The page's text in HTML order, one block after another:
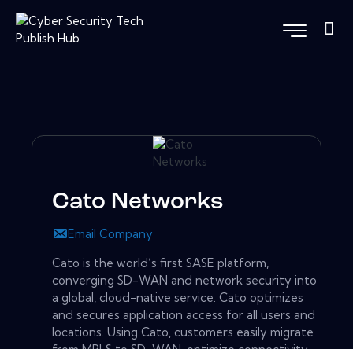
Cato Networks
Email Company
Cato is the world’s first SASE platform,
converging SD-WAN and network security into
a global, cloud-native service. Cato optimizes
and secures application access for all users and
locations. Using Cato, customers easily migrate